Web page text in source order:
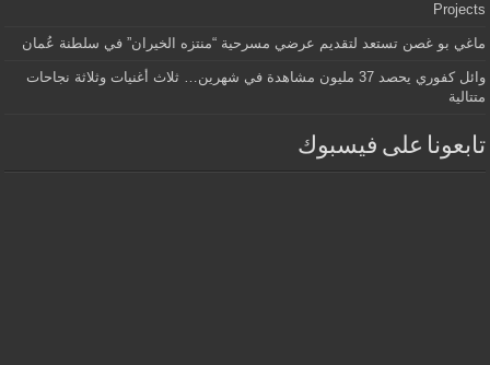
Projects
ماغي بو غصن تستعد لتقديم عرضي مسرحية “منتزه الخيران” في سلطنة عُمان
وائل كفوري يحصد 37 مليون مشاهدة في شهرين… ثلاث أغنيات وثلاثة نجاحات
متتالية
تابعونا على فيسبوك